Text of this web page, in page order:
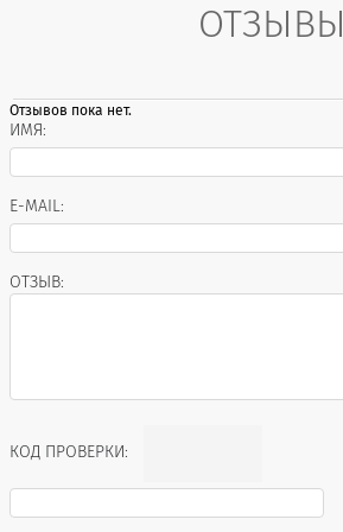
ОТЗЫВЫ
Отзывов пока нет.
ИМЯ:
E-MAIL:
ОТЗЫВ:
КОД ПРОВЕРКИ: